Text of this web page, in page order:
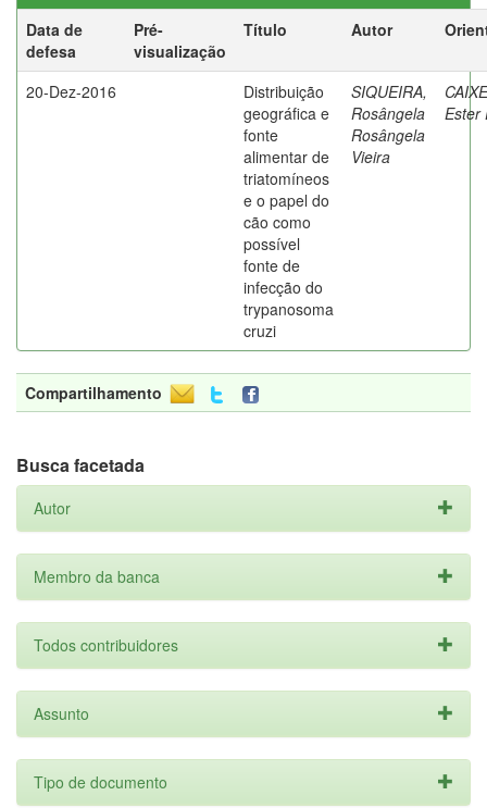
Data de
defesa
Pré-
visualização
Título Autor
20-Dez-2016
Distribuição
geográfica e
fonte
alimentar de
triatomíneos
e o papel do
cão como
possível
fonte de
infecção do
trypanosoma
cruzi
SIQUEIRA,
Rosângela
Rosângela
Vieira
Ester
Compartilhamento
Busca facetada
Autor
Membro da banca
Todos contribuidores
Assunto
Tipo de documento